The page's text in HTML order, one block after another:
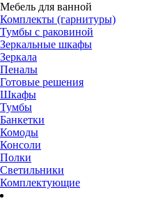
Мебель для ванной
Комплекты (гарнитуры)
Тумбы с раковиной
Зеркальные шкафы
Зеркала
Пеналы
Готовые решения
Шкафы
Тумбы
Банкетки
Комоды
Консоли
Полки
Светильники
Комплектующие